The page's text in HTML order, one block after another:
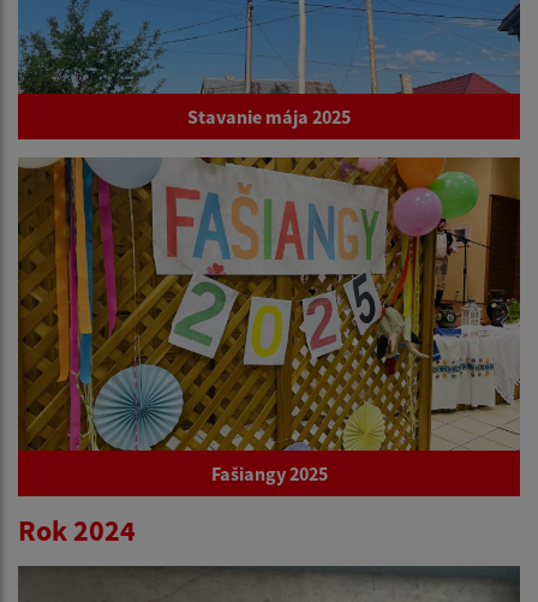
Stavanie mája 2025
Fašiangy 2025
Rok 2024